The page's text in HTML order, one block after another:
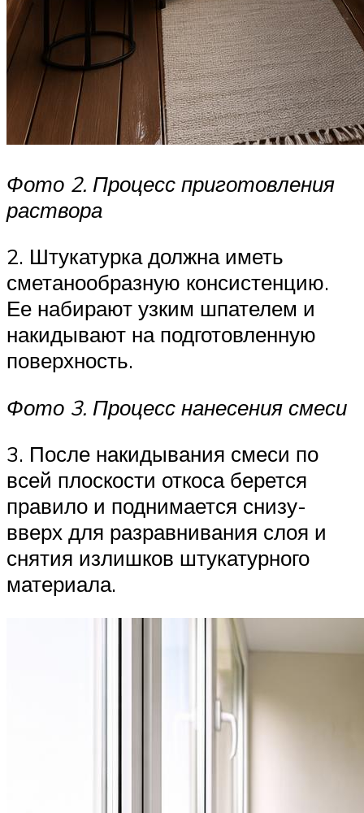
Фото 2. Процесс приготовления
раствора
2. Штукатурка должна иметь
сметанообразную консистенцию.
Ее набирают узким шпателем и
накидывают на подготовленную
поверхность.
Фото 3. Процесс нанесения смеси
3. После накидывания смеси по
всей плоскости откоса берется
правило и поднимается снизу-
вверх для разравнивания слоя и
снятия излишков штукатурного
материала.